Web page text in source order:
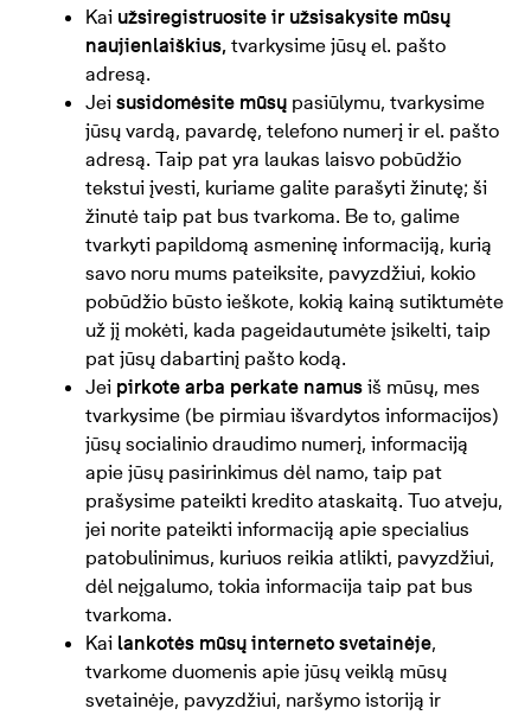
Kai užsiregistruosite ir užsisakysite mūsų
naujienlaiškius, tvarkysime jūsų el. pašto
adresą.
Jei susidomėsite mūsų pasiūlymu, tvarkysime
jūsų vardą, pavardę, telefono numerį ir el. pašto
adresą. Taip pat yra laukas laisvo pobūdžio
tekstui įvesti, kuriame galite parašyti žinutę; ši
žinutė taip pat bus tvarkoma. Be to, galime
tvarkyti papildomą asmeninę informaciją, kurią
savo noru mums pateiksite, pavyzdžiui, kokio
pobūdžio būsto ieškote, kokią kainą sutiktumėte
už jį mokėti, kada pageidautumėte įsikelti, taip
pat jūsų dabartinį pašto kodą.
Jei pirkote arba perkate namus iš mūsų, mes
tvarkysime (be pirmiau išvardytos informacijos)
jūsų socialinio draudimo numerį, informaciją
apie jūsų pasirinkimus dėl namo, taip pat
prašysime pateikti kredito ataskaitą. Tuo atveju,
jei norite pateikti informaciją apie specialius
patobulinimus, kuriuos reikia atlikti, pavyzdžiui,
dėl neįgalumo, tokia informacija taip pat bus
tvarkoma.
Kai lankotės mūsų interneto svetainėje,
tvarkome duomenis apie jūsų veiklą mūsų
svetainėje, pavyzdžiui, naršymo istoriją ir